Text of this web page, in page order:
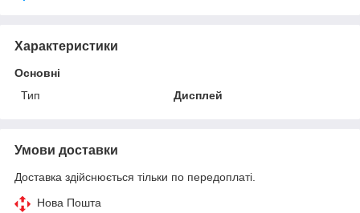
Характеристики
Основні
Тип
Дисплей
Умови доставки
Доставка здійснюється тільки по передоплаті.
Нова Пошта